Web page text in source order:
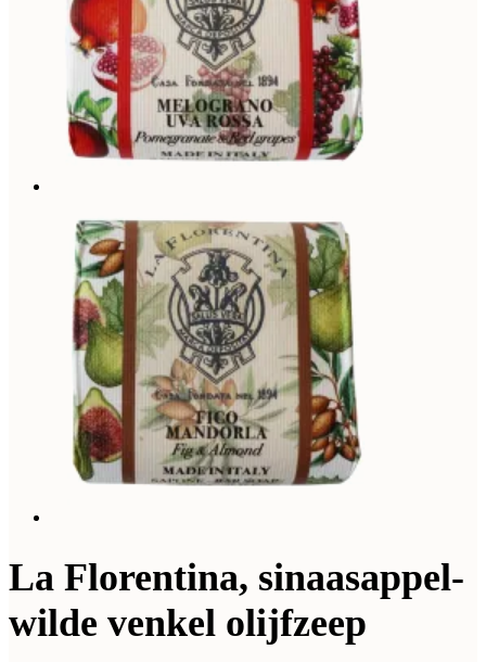
La Florentina, sinaasappel-
wilde venkel olijfzeep